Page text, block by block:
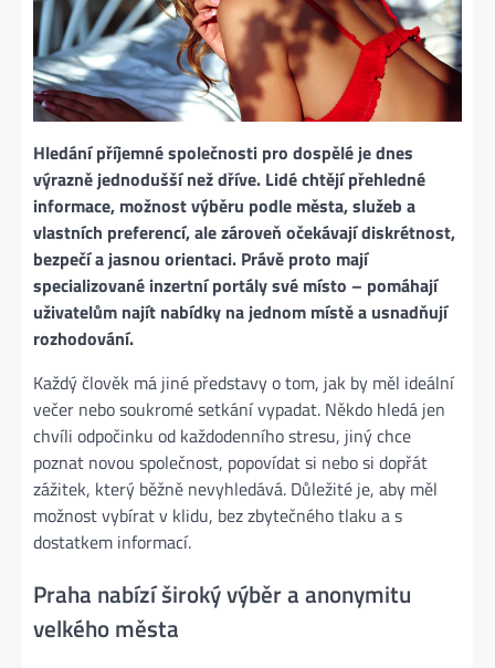
Hledání příjemné společnosti pro dospělé je dnes
výrazně jednodušší než dříve. Lidé chtějí přehledné
informace, možnost výběru podle města, služeb a
vlastních preferencí, ale zároveň očekávají diskrétnost,
bezpečí a jasnou orientaci. Právě proto mají
specializované inzertní portály své místo – pomáhají
uživatelům najít nabídky na jednom místě a usnadňují
rozhodování.
Každý člověk má jiné představy o tom, jak by měl ideální
večer nebo soukromé setkání vypadat. Někdo hledá jen
chvíli odpočinku od každodenního stresu, jiný chce
poznat novou společnost, popovídat si nebo si dopřát
zážitek, který běžně nevyhledává. Důležité je, aby měl
možnost vybírat v klidu, bez zbytečného tlaku a s
dostatkem informací.
Praha nabízí široký výběr a anonymitu
velkého města